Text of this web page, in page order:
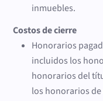
inmuebles.
Costos de cierre
Honorarios
incluidos los
honorarios del
los honorarios